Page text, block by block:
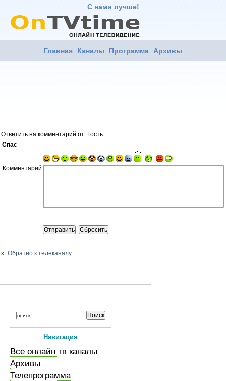
С нами лучше!
Главная Каналы Программа Архивы
Ответить на комментарий от: Гость
Спас
Комментарий
» Обратно к телеканалу
Навигация
Все онлайн тв каналы
Архивы
Телепрограмма